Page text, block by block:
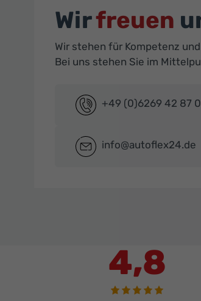
Wirfreuen
Wir stehen für Kompetenz
Bei uns stehen Sie im
+49 (0)6269 42 87
info@autoflex24.de
4,8